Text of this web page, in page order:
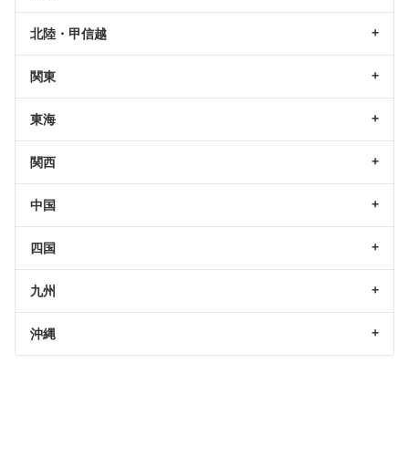
北陸・甲信越
関東
東海
関西
中国
四国
九州
沖縄